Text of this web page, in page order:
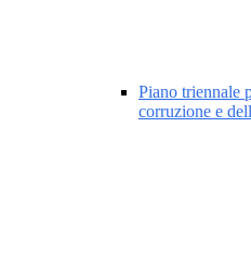
Piano triennale
corruzione e